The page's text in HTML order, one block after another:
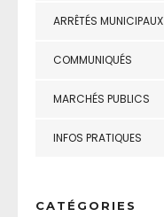
ARRÊTÉS MUNICIPAUX
COMMUNIQUÉS
MARCHÉS PUBLICS
INFOS PRATIQUES
CATÉGORIES